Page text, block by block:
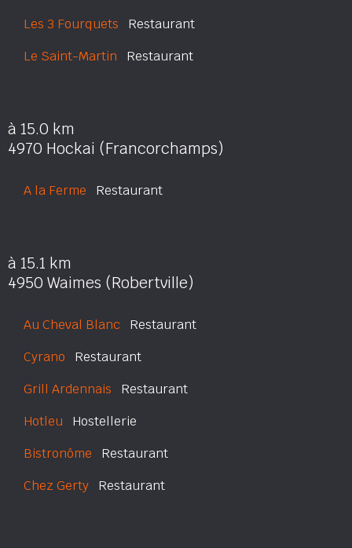
Les 3 Fourquets Restaurant
Le Saint-Martin Restaurant
à 15.0 km
4970 Hockai (Francorchamps)
A la Ferme Restaurant
à 15.1 km
4950 Waimes (Robertville)
Au Cheval Blanc Restaurant
Cyrano Restaurant
Grill Ardennais Restaurant
Hotleu Hostellerie
Bistronôme Restaurant
Chez Gerty Restaurant